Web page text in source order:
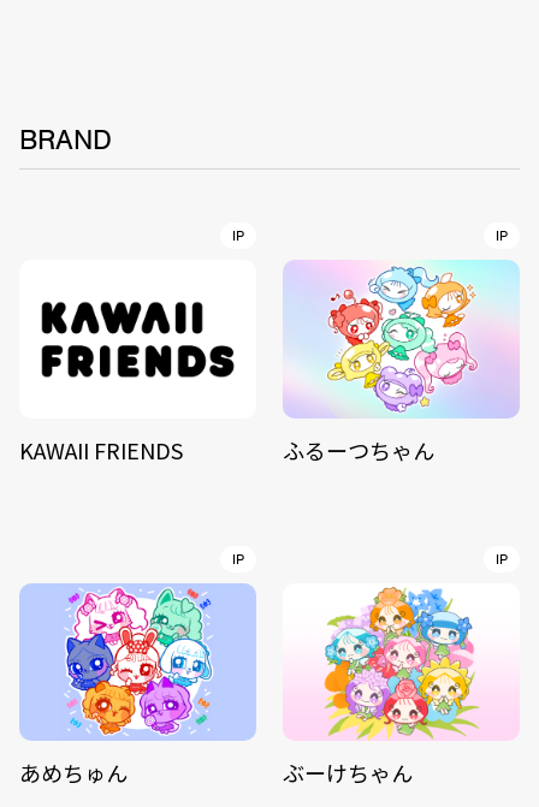
BRAND
IP
KAWAII FRIENDS
IP
ふるーつちゃん
IP
あめちゅん
IP
ぶーけちゃん